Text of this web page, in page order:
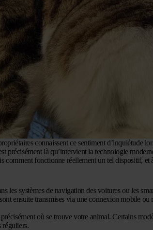
connaissent ce sentiment d’inquiétude
précisément là qu’intervient la technologie
comment fonctionne réellement un tel dispositif, et
les systèmes de navigation des voitures ou les
ensuite transmises via une connexion mobile
où se trouve votre animal. Certains
réguliers.